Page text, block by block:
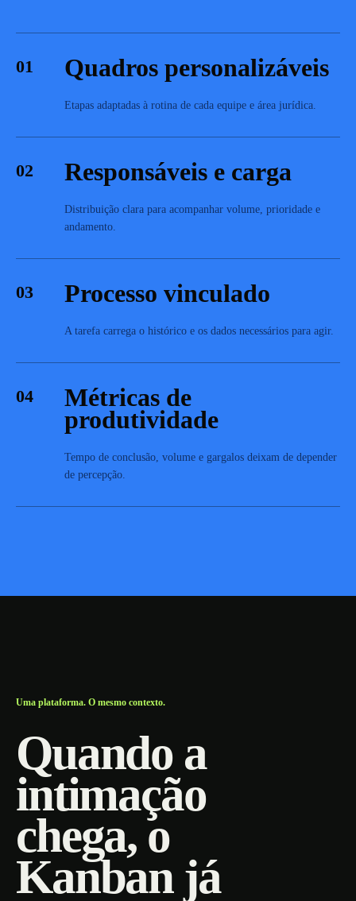
01 Quadros personalizáveis
Etapas adaptadas à rotina de cada equipe e área jurídica.
02 Responsáveis e carga
Distribuição clara para acompanhar volume, prioridade e
andamento.
03 Processo vinculado
A tarefa carrega o histórico e os dados necessários para agir.
04 Métricas de
produtividade
Tempo de conclusão, volume e gargalos deixam de depender
de percepção.
Uma plataforma. O mesmo contexto.
Quando a
intimação
chega, o
Kanban já